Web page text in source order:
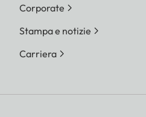
Corporate
Stampa e notizie
Carriera